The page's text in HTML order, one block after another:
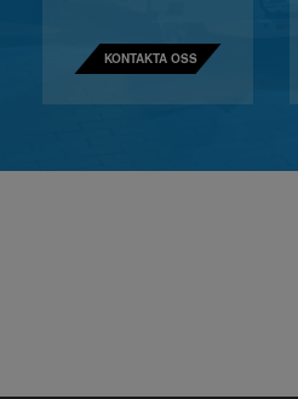
KONTAKTA OSS